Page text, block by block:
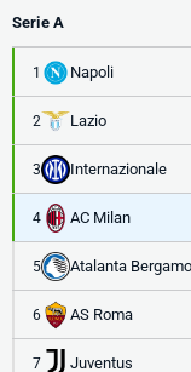
Serie A
1 Napoli
2 Lazio
3 Internazionale
4 AC Milan
5 Atalanta Bergamo
6 AS Roma
7 Juventus